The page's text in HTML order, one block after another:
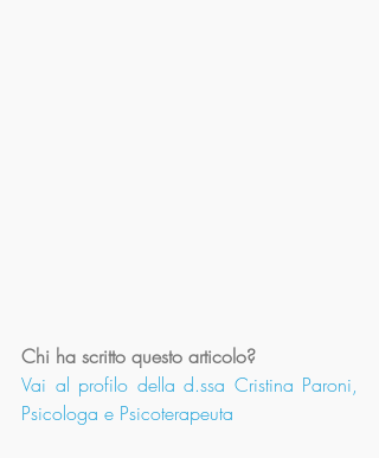
Chi ha scritto questo articolo?
Vai al profilo della d.ssa Cristina Paroni,
Psicologa e Psicoterapeuta